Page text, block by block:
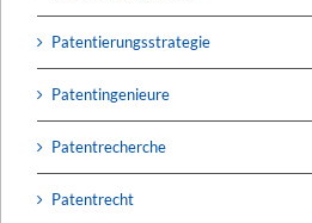
Patentierungsstrategie
Patentingenieure
Patentrecherche
Patentrecht